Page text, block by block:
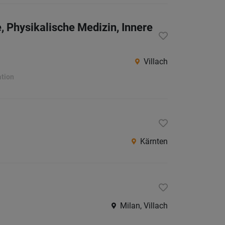
Medizin, Innere
Villach
Kärnten
Milan, Villach